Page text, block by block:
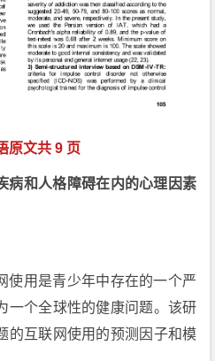
原文共 9 页
病和人格障碍在内的心理因素
使用是青少年中存在的一个严
一个全球性的健康问题。该研
的互联网使用的预测因子和模